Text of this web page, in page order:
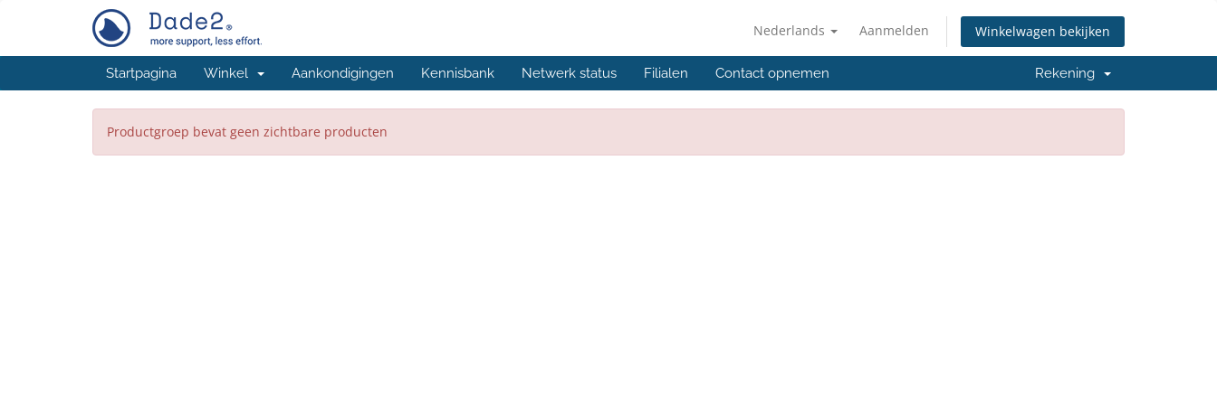
Nederlands Aanmelden Winkelwagen bekijken
Startpagina Winkel Aankondigingen Kennisbank Netwerk status Filialen Contact opnemen Rekening
Productgroep bevat geen zichtbare producten